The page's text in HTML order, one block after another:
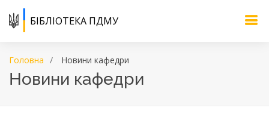
БІБЛІОТЕКА ПДМУ
Головна Новини кафедри
Новини кафедри